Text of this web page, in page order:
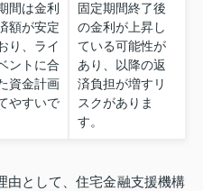
間は金利
額が安定
り、ライ
ントに合
資金計画
やすいで
固定期間終了後
の金利が上昇し
ている可能性が
あり、以降の返
済負担が増すリ
スクがありま
す。
由として、住宅金融支援機構